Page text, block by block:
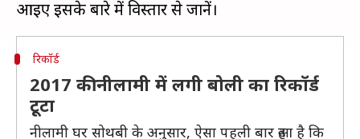
रिकॉर्ड
2017 की नीलामी में लगी बोली का रिकॉर्ड
टूटा
नीलामी घर सोथबी के अनुसार, ऐसा पहली बार हुआ है कि